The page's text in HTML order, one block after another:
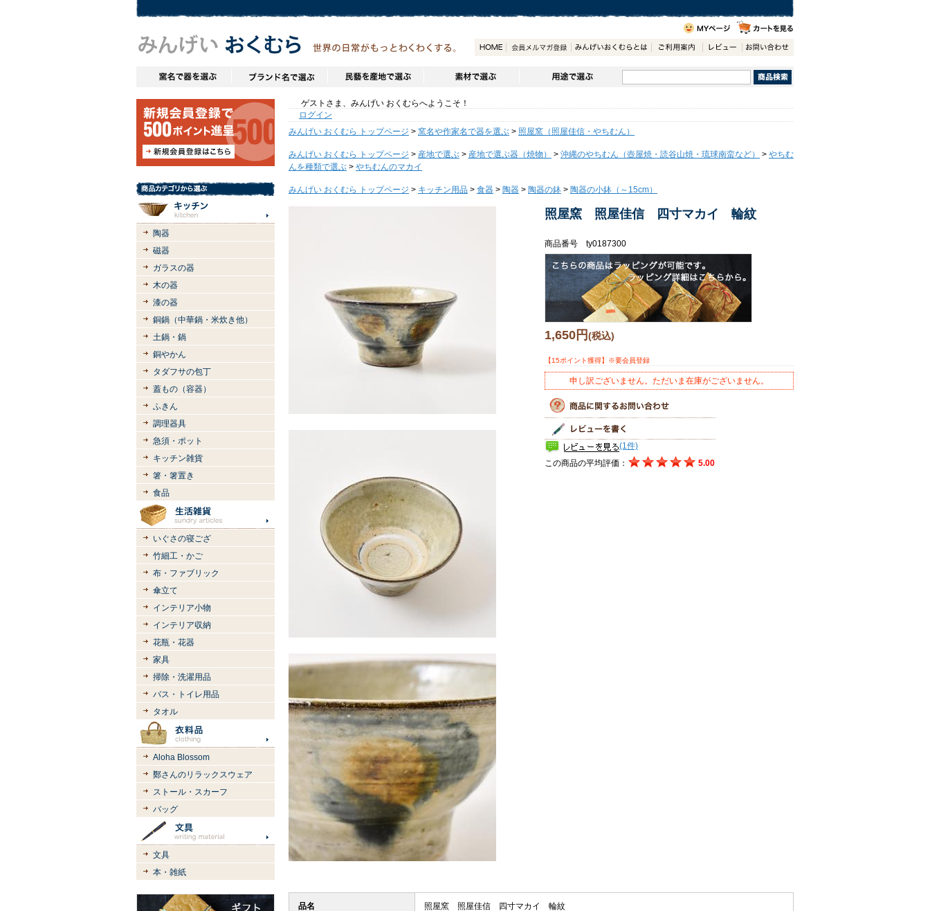
陶器
磁器
ガラスの器
木の器
漆の器
銅鍋（中華鍋・米炊き他）
土鍋・鍋
銅やかん
タダフサの包丁
蓋もの（容器）
ふきん
調理器具
急須・ポット
キッチン雑貨
箸・箸置き
食品
いぐさの寝ござ
竹細工・かご
布・ファブリック
傘立て
インテリア小物
インテリア収納
花瓶・花器
家具
掃除・洗濯用品
バス・トイレ用品
タオル
Aloha Blossom
鄭さんのリラックスウェア
ストール・スカーフ
バッグ
文具
本・雑紙
ゲストさま、みんげい おくむらへようこそ！
ログイン
みんげい おくむら トップページ > 窯名や作家名で器を選ぶ > 照屋窯（照屋佳信・やちむん）
みんげい おくむら トップページ > 産地で選ぶ > 産地で選ぶ器（焼物） > 沖縄のやちむん（壺屋焼・読谷山焼・琉球南蛮など） > やちむ
んを種類で選ぶ > やちむんのマカイ
みんげい おくむら トップページ > キッチン用品 > 食器 > 陶器 > 陶器の鉢 > 陶器の小鉢（～15cm）
照屋窯 照屋佳信 四寸マカイ 輪紋
商品番号 ty0187300
1,650円(税込)
【15ポイント獲得】※要会員登録
申し訳ございません。ただいま在庫がございません。
(1件)
この商品の平均評価：
5.00
品名 照屋窯 照屋佳信 四寸マカイ 輪紋